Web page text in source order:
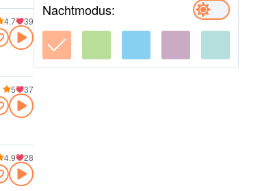
4.7 39
5 37
4.9 28
Nachtmodus: